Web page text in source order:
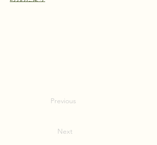
Previous
Next